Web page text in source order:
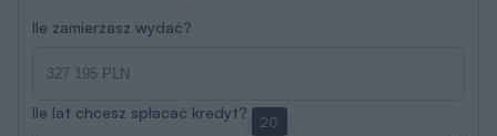
Ile zamierzasz wydać?
Ile lat chcesz spłacać kredyt?
20